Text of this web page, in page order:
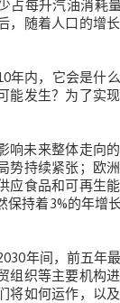
占每升汽油消耗
，随着人口的增
年内，它会是什
能发生？为了实
响未来整体走向
势持续紧张；欧
应食品和可再生
保持着3%的年增
年间，前五年
组织等主要机构
将如何运作，以